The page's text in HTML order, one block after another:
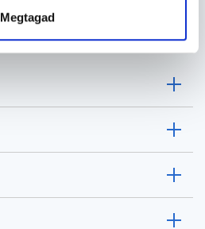
Megtagad